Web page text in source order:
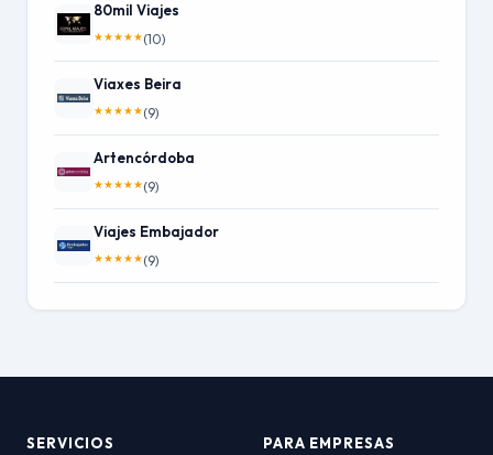
80mil Viajes
★★★★★(10)
Viaxes Beira
★★★★★(9)
Artencórdoba
★★★★★(9)
Viajes Embajador
★★★★★(9)
SERVICIOS PARA EMPRESAS